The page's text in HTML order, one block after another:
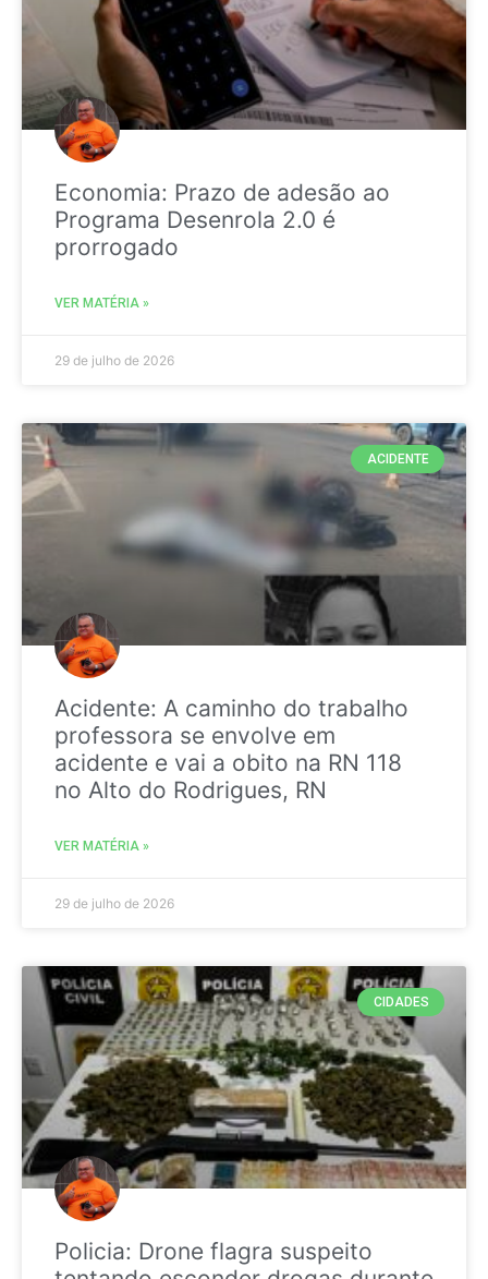
Economia: Prazo de adesão ao
Programa Desenrola 2.0 é
prorrogado
VER MATÉRIA »
29 de julho de 2026
ACIDENTE
Acidente: A caminho do trabalho
professora se envolve em
acidente e vai a obito na RN 118
no Alto do Rodrigues, RN
VER MATÉRIA »
29 de julho de 2026
CIDADES
Policia: Drone flagra suspeito